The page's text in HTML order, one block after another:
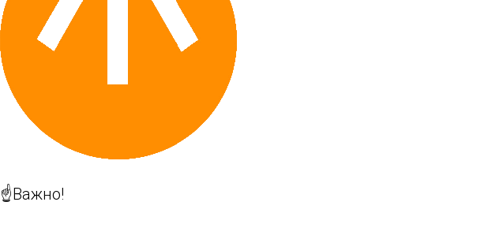
☝️Важно!